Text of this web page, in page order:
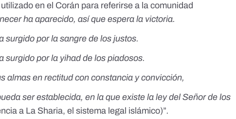
en el Corán para referirse a la comunidad
ha aparecido, así que espera la victoria.
surgido por la sangre de los justos.
surgido por la yihad de los piadosos.
almas en rectitud con constancia y convicción,
ser establecida, en la que existe la ley del Señor de los
a La Sharia, el sistema legal islámico)”.